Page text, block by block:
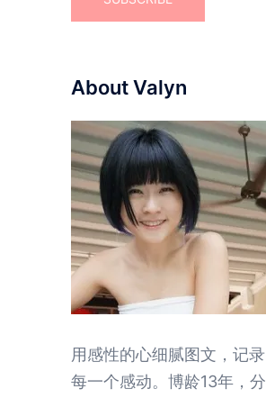
About Valyn
用感性的心细腻图文，记录
每一个感动。博龄13年，分